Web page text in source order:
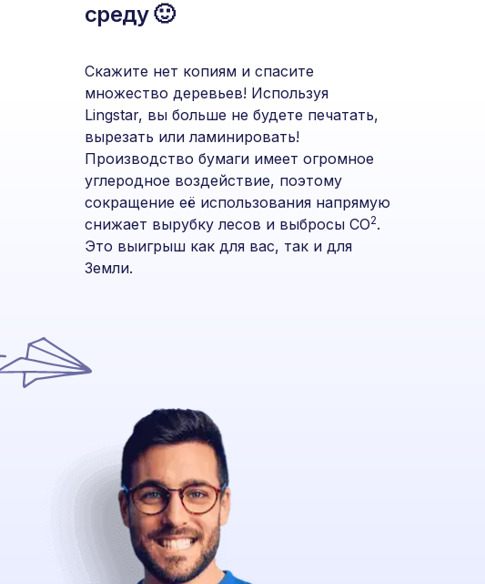
среду 🙂
Скажите нет копиям и спасите
множество деревьев! Используя
Lingstar, вы больше не будете печатать,
вырезать или ламинировать!
Производство бумаги имеет огромное
углеродное воздействие, поэтому
сокращение её использования напрямую
снижает вырубку лесов и выбросы CO2.
Это выигрыш как для вас, так и для
Земли.